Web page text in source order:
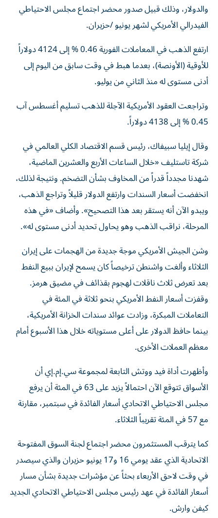
والدولار، وذلك قبيل صدور ⁠محضر اجتماع مجلس الاحتياطي
الفيدرالي الأمريكي لشهر ‌يونيو /حزيران.
ارتفع الذهب في ‌المعاملات الفورية 0.46 % إلى 4124 دولاراً
للأوقية (الأونصة)، بعدما هبط في وقت سابق من اليوم إلى
أدنى مستوى ‌له منذ الثاني من يوليو.
وتراجعت العقود الأمريكية الآجلة للذهب تسليم ⁠أغسطس آب
0.45 % إلى 4138 دولاراً.
وقال إيليا سبيفاك، رئيس قسم الاقتصاد الكلي العالمي في
شركة تاستليف «خلال الساعات الأربع والعشرين الماضية،
شهدنا مجدداً قدراً من المخاوف بشأن التضخم. ونتيجة لذلك،
انخفضت أسعار السندات وارتفع الدولار قليلاً وتراجع الذهب،
ويبدو الآن أنه يستقر بعد هذا التصحيح». وأضاف «في هذه
المرحلة، نراقب الذهب وهو يحاول تحديد أدنى مستوى له».
وشن ‌الجيش الأمريكي موجة جديدة من الهجمات على إيران
الثلاثاء وألغت واشنطن ترخيصاً كان يسمح لإيران ببيع النفط
بعد تعرض ثلاث ناقلات ⁠لهجوم بقذائف في مضيق هرمز.
وقفزت أسعار النفط الأمريكي بنحو ثلاثة في المئة في
التعاملات المبكرة، وزادت عوائد سندات الخزانة الأمريكية،
بينما حافظ الدولار على أعلى مستوياته خلال ‌هذا الأسبوع أمام
معظم العملات الأخرى.
وأظهرت أداة فيد ووتش التابعة ‌لمجموعة سي.إم.إي أن
الأسواق تتوقع الآن احتمالاً يزيد على 63 في المئة أن يرفع
مجلس الاحتياطي الاتحادي أسعار الفائدة في سبتمبر، مقارنة
مع 57 ‌في المئة تقريباً الثلاثاء.
كما يترقب المستثمرون محضر اجتماع لجنة ⁠السوق المفتوحة
الاتحادية الذي عقد يومي 16 و17 يونيو ‌حزيران والذي سيصدر
في وقت لاحق الأربعاء بحثاً عن مؤشرات جديدة بشأن مسار
أسعار الفائدة في عهد رئيس ⁠مجلس الاحتياطي الاتحادي الجديد
كيفن وارش.